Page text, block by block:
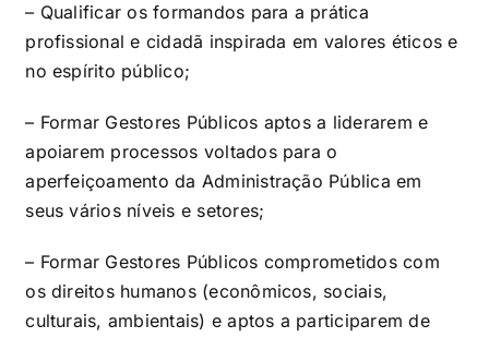
– Qualificar os formandos para a prática
profissional e cidadã inspirada em valores éticos e
no espírito público;
– Formar Gestores Públicos aptos a liderarem e
apoiarem processos voltados para o
aperfeiçoamento da Administração Pública em
seus vários níveis e setores;
– Formar Gestores Públicos comprometidos com
os direitos humanos (econômicos, sociais,
culturais, ambientais) e aptos a participarem de